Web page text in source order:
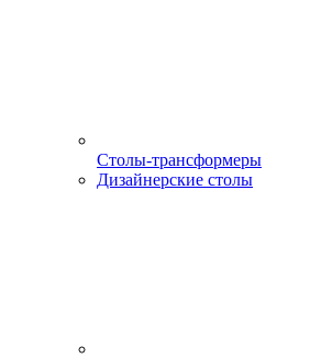
Столы-трансформеры
Дизайнерские столы